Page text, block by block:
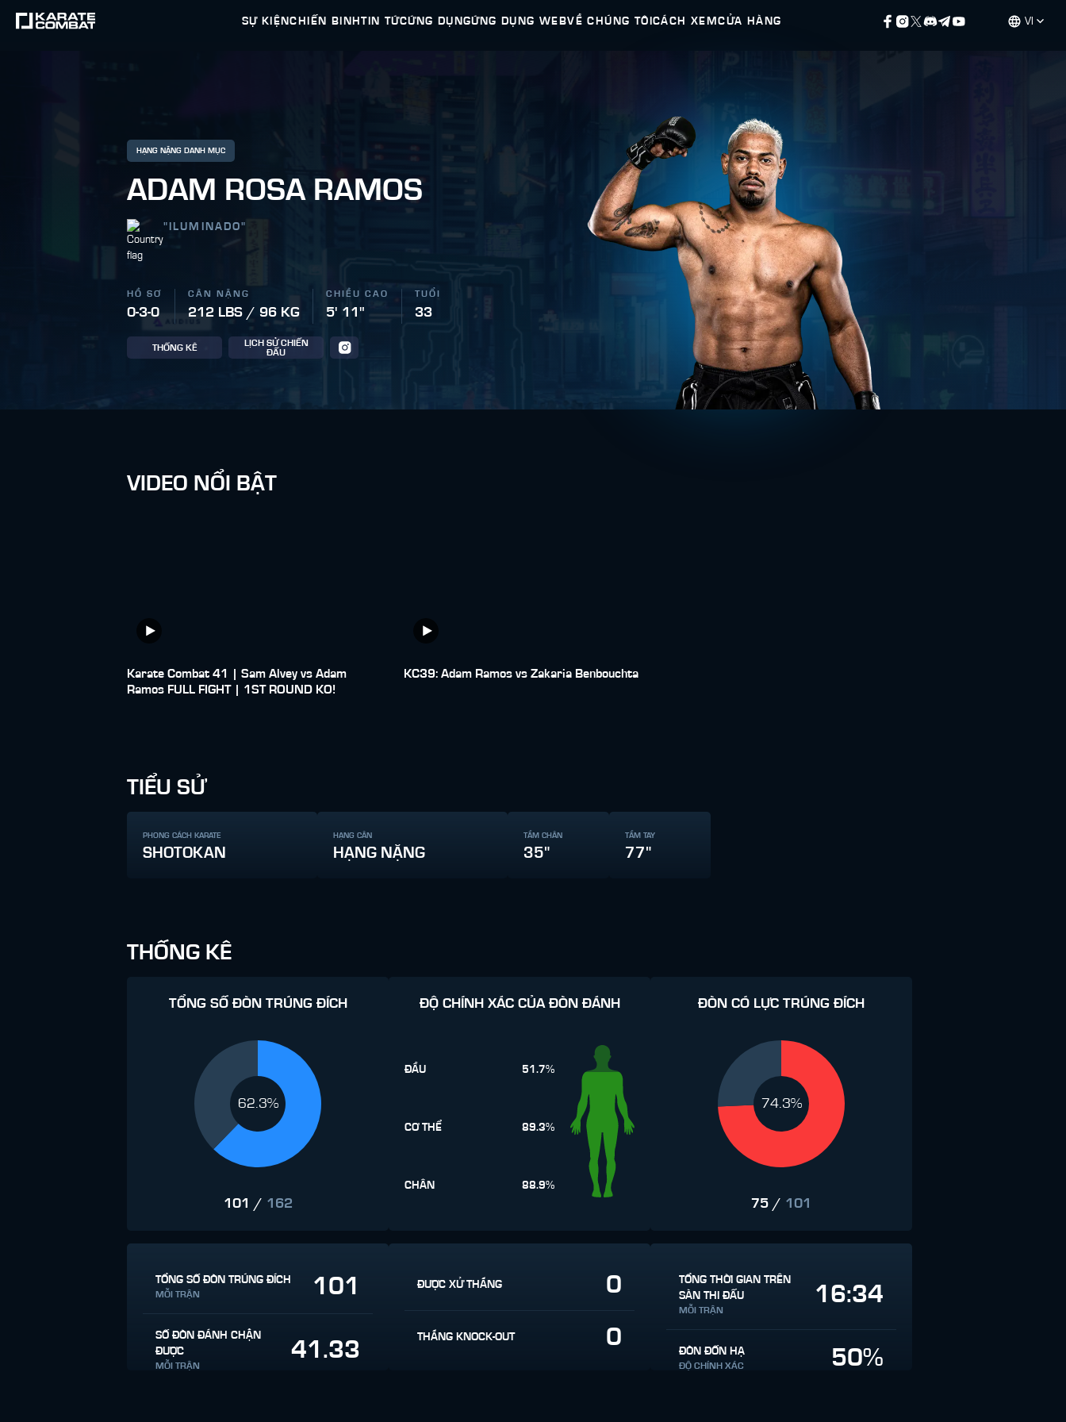
VI
SỰ KIỆNCHIẾN BINHTIN TỨCỨNG DỤNGỨNG DỤNG WEBVỀ CHÚNG TÔICÁCH XEMCỬA HÀNG
HẠNG NẶNG DANH MỤC
ADAM ROSA RAMOS
" ILUMINADO"
HỒ SƠ
0-3-0
CÂN NẶNG
212 LBS / 96 KG
CHIỀU CAO
5' 11"
TUỔI
33
THỐNG KÊ
LỊCH SỬ CHIẾN
ĐẤU
VIDEO NỔI BẬT
Karate Combat 41 | Sam Alvey vs Adam
Ramos FULL FIGHT | 1ST ROUND KO!
KC39: Adam Ramos vs Zakaria Benbouchta
TIỂU SỬ
PHONG CÁCH KARATE
SHOTOKAN
HẠNG CÂN
HẠNG NẶNG
TẦM CHÂN
35"
TẦM TAY
77"
THỐNG KÊ
TỔNG SỐ ĐÒN TRÚNG ĐÍCH
62.3%
101 / 162
ĐỘ CHÍNH XÁC CỦA ĐÒN ĐÁNH
ĐẦU 51.7%
CƠ THỂ 89.3%
CHÂN 88.9%
ĐÒN CÓ LỰC TRÚNG ĐÍCH
74.3%
75 / 101
TỔNG SỐ ĐÒN TRÚNG ĐÍCH
MỖI TRẬN 101
SỐ ĐÒN ĐÁNH CHẶN
ĐƯỢC
MỖI TRẬN
41.33
ĐƯỢC XỬ THẮNG 0
THẮNG KNOCK-OUT 0
TỔNG THỜI GIAN TRÊN
SÀN THI ĐẤU
MỖI TRẬN
16:34
ĐÒN ĐỐN HẠ
ĐỘ CHÍNH XÁC 50%